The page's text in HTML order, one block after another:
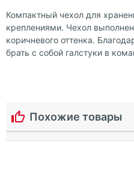
Компактный чехол для
креплениями. Чехол
коричневого оттенка.
брать с собой галстуки в
Похожие товары